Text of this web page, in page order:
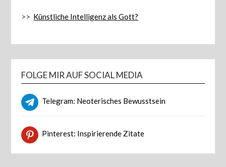
>> Künstliche Intelligenz als Gott?
FOLGE MIR AUF SOCIAL MEDIA
Telegram: Neoterisches Bewusstsein
Pinterest: Inspirierende Zitate